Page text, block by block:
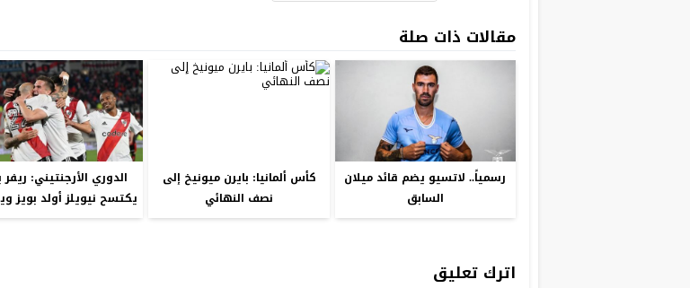
مقالات ذات صلة
رسمياً.. لاتسيو يضم قائد ميلان
السابق
كأس ألمانيا: بايرن ميونيخ إلى
نصف النهائي
الدوري الأرجنتيني: ريفر
يكتسح نيويلز أولد بويز
اترك تعليق